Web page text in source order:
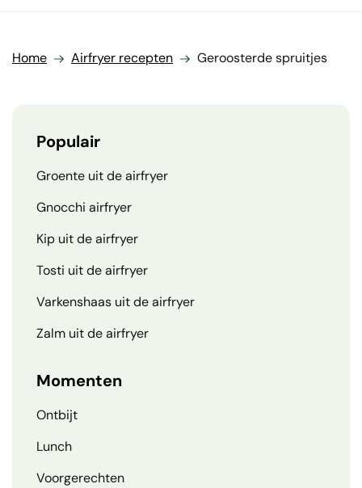
Home Airfryer recepten Geroosterde spruitjes
Populair
Groente uit de airfryer
Gnocchi airfryer
Kip uit de airfryer
Tosti uit de airfryer
Varkenshaas uit de airfryer
Zalm uit de airfryer
Momenten
Ontbijt
Lunch
Voorgerechten